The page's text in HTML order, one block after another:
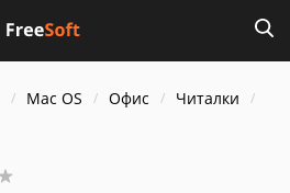
Mac OS Офис
Читалки